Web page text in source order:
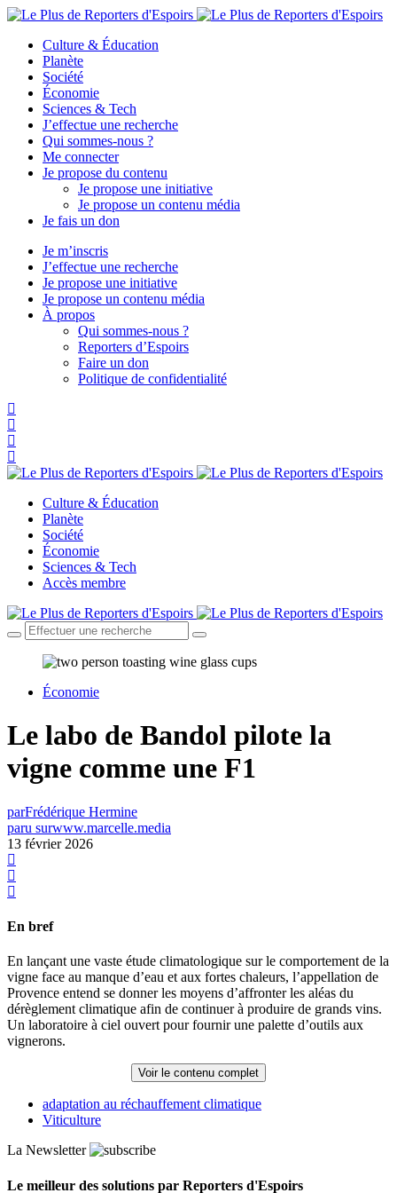
Culture & Éducation
Planète
Société
Économie
Sciences & Tech
J’effectue une recherche
Qui sommes-nous ?
Me connecter
Je propose du contenu
Je propose une initiative
Je propose un contenu média
Je fais un don
Je m’inscris
J’effectue une recherche
Je propose une initiative
Je propose un contenu média
À propos
Qui sommes-nous ?
Reporters d’Espoirs
Faire un don
Politique de confidentialité
Culture & Éducation
Planète
Société
Économie
Sciences & Tech
Accès membre
Économie
Le labo de Bandol pilote la
vigne comme une F1
parFrédérique Hermine
paru surwww.marcelle.media
13 février 2026
En bref
En lançant une vaste étude climatologique sur le comportement de la
vigne face au manque d’eau et aux fortes chaleurs, l’appellation de
Provence entend se donner les moyens d’affronter les aléas du
dérèglement climatique afin de continuer à produire de grands vins.
Un laboratoire à ciel ouvert pour fournir une palette d’outils aux
vignerons.
Voir le contenu complet
adaptation au réchauffement climatique
Viticulture
La Newsletter
Le meilleur des solutions par Reporters d'Espoirs